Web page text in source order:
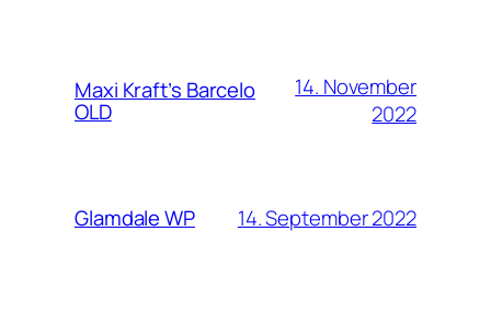
Maxi Kraft’s Barcelo
OLD
14. November
2022
Glamdale WP 14. September 2022